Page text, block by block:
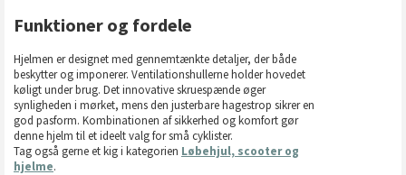
Funktioner og fordele
Hjelmen er designet med gennemtænkte detaljer, der både
beskytter og imponerer. Ventilationshullerne holder hovedet
køligt under brug. Det innovative skruespænde øger
synligheden i mørket, mens den justerbare hagestrop sikrer en
god pasform. Kombinationen af sikkerhed og komfort gør
denne hjelm til et ideelt valg for små cyklister.
Tag også gerne et kig i kategorien Løbehjul, scooter og
hjelme.